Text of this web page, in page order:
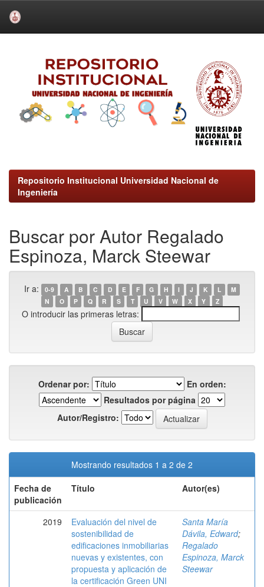
Repositorio Institucional Universidad Nacional de
Ingeniería
Buscar por Autor Regalado
Espinoza, Marck Steewar
Ir a: 0-9 A B C D E F G H I J K L
M
N
O P Q R S T U V W X Y Z
O introducir las primeras letras:
Ordenar por:
En orden:
Resultados por página
Autor/Registro:
Mostrando resultados 1 a 2 de 2
Fecha de
publicación
Título Autor(es)
2019
Evaluación del nivel de
sostenibilidad de
edificaciones inmobiliarias
nuevas y existentes, con
propuesta y aplicación de
la certificación Green UNI
Santa María
Dávila, Edward;
Regalado
Espinoza, Marck
Steewar